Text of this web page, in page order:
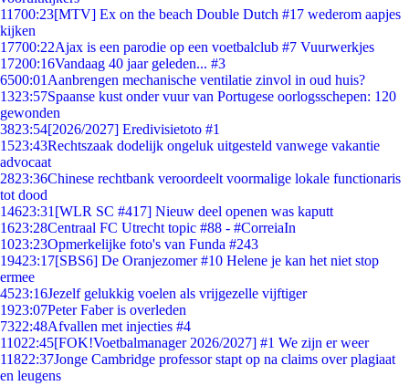
11700:23[MTV] Ex on the beach Double Dutch #17 wederom aapjes
kijken
17700:22Ajax is een parodie op een voetbalclub #7 Vuurwerkjes
17200:16Vandaag 40 jaar geleden... #3
6500:01 Aanbrengen mechanische ventilatie zinvol in oud huis?
1323:57Spaanse kust onder vuur van Portugese oorlogsschepen: 120
gewonden
3823:54[2026/2027] Eredivisietoto #1
1523:43Rechtszaak dodelijk ongeluk uitgesteld vanwege vakantie
advocaat
2823:36Chinese rechtbank veroordeelt voormalige lokale functionaris
tot dood
14623:31 [WLR SC #417] Nieuw deel openen was kaputt
1623:28Centraal FC Utrecht topic #88 - #CorreiaIn
1023:23Opmerkelijke foto's van Funda #243
19423:17[SBS6] De Oranjezomer #10 Helene je kan het niet stop
ermee
4523:16Jezelf gelukkig voelen als vrijgezelle vijftiger
1923:07Peter Faber is overleden
7322:48Afvallen met injecties #4
11022:45[FOK!Voetbalmanager 2026/2027] #1 We zijn er weer
11822:37Jonge Cambridge professor stapt op na claims over plagiaat
en leugens